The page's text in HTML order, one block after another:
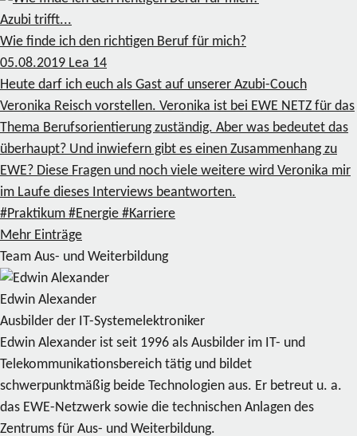
Azubi trifft...
Wie finde ich den richtigen Beruf für mich?
05.08.2019 Lea 14
Heute darf ich euch als Gast auf unserer Azubi-Couch
Veronika Reisch vorstellen. Veronika ist bei EWE NETZ für das
Thema Berufsorientierung zuständig. Aber was bedeutet das
überhaupt? Und inwiefern gibt es einen Zusammenhang zu
EWE? Diese Fragen und noch viele weitere wird Veronika mir
im Laufe dieses Interviews beantworten.
#Praktikum #Energie #Karriere
Mehr Einträge
Team Aus- und Weiterbildung
Edwin Alexander
Ausbilder der IT-Systemelektroniker
Edwin Alexander ist seit 1996 als Ausbilder im IT- und
Telekommunikationsbereich tätig und bildet
schwerpunktmäßig beide Technologien aus. Er betreut u. a.
das EWE-Netzwerk sowie die technischen Anlagen des
Zentrums für Aus- und Weiterbildung.